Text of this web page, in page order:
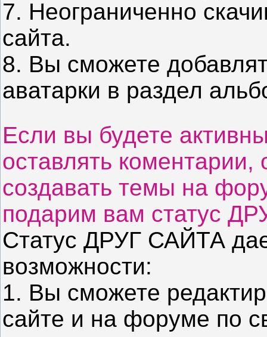
7. Неограниченно
сайта.
8. Вы сможете
аватарки в раздел
Если вы будете
оставлять
создавать темы на
подарим вам статус
Статус ДРУГ САЙТА
возможноcти:
1. Вы сможете
сайте и на форуме по